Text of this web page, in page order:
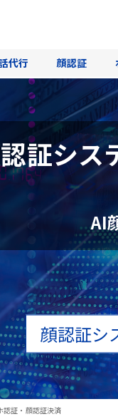
代行 顔認証
認証・顔認証決済
証シス
AI
顔認証シ